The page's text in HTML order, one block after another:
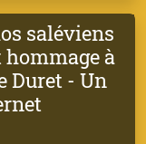
saléviens
à
Duret - Un